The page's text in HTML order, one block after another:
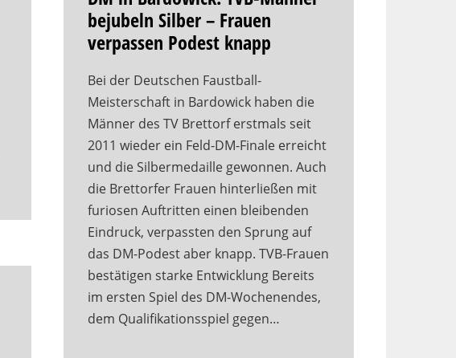
bejubeln Silber – Frauen
verpassen Podest knapp
Bei der Deutschen Faustball-
Meisterschaft in Bardowick haben die
Männer des TV Brettorf erstmals seit
2011 wieder ein Feld-DM-Finale erreicht
und die Silbermedaille gewonnen. Auch
die Brettorfer Frauen hinterließen mit
furiosen Auftritten einen bleibenden
Eindruck, verpassten den Sprung auf
das DM-Podest aber knapp. TVB-Frauen
bestätigen starke Entwicklung Bereits
im ersten Spiel des DM-Wochenendes,
dem Qualifikationsspiel gegen…